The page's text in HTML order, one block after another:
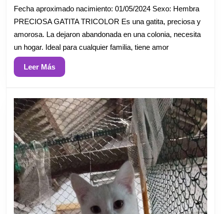
de
2025
Fecha aproximado nacimiento: 01/05/2024 Sexo: Hembra
PRECIOSA GATITA TRICOLOR Es una gatita, preciosa y
amorosa. La dejaron abandonada en una colonia, necesita
un hogar. Ideal para cualquier familia, tiene amor
Leer MásLeer
Más